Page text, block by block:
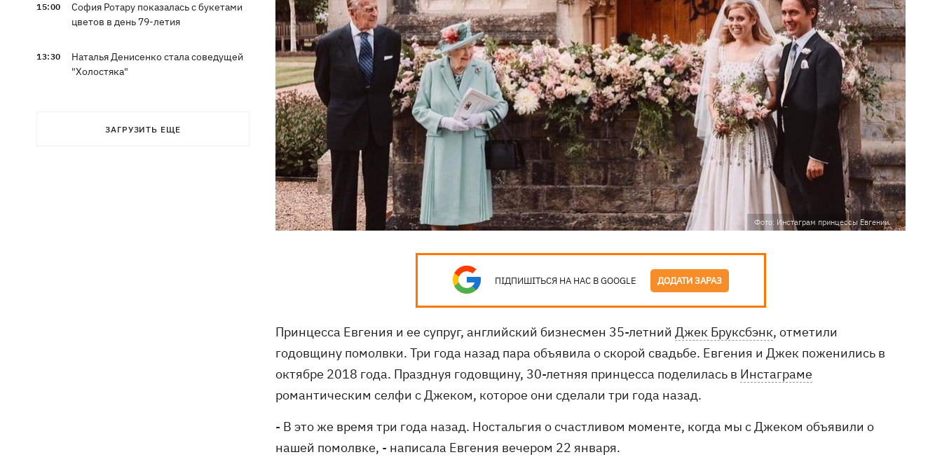
15:00
София Ротару показалась с букетами
цветов в день 79-летия
13:30
Наталья Денисенко стала соведущей
"Холостяка"
ЗАГРУЗИТЬ ЕЩЕ
Фото: Инстаграм принцессы Евгении.
ПІДПИШІТЬСЯ НА НАС В GOOGLE ДОДАТИ ЗАРАЗ
Принцесса Евгения и ее супруг, английский бизнесмен 35-летний Джек Бруксбэнк, отметили
годовщину помолвки. Три года назад пара объявила о скорой свадьбе. Евгения и Джек поженились в
октябре 2018 года. Празднуя годовщину, 30-летняя принцесса поделилась в Инстаграме
романтическим селфи с Джеком, которое они сделали три года назад.
- В это же время три года назад. Ностальгия о счастливом моменте, когда мы с Джеком объявили о
нашей помолвке, - написала Евгения вечером 22 января.